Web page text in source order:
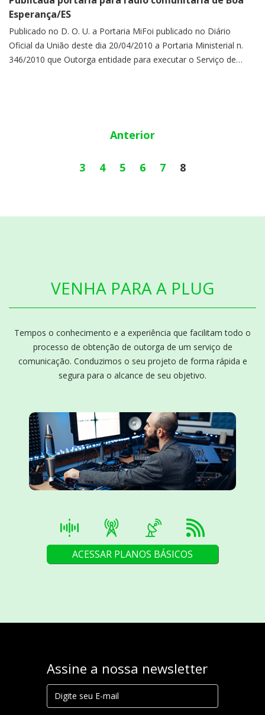
Esperança/ES
Publicado no D. O. U. a Portaria MiFoi publicado no Diário
Oficial da União deste dia 20/04/2010 a Portaria Ministerial n.
346/2010 que Outorga entidade para executar o Serviço de
Anterior
3 4 5 6 7 8
VENHA PARA A PLUG
Tempos o conhecimento e a experiência que facilitam todo o
processo de obtenção de outorga de um serviço de
comunicação. Conduzimos o seu projeto de forma rápida e
segura para o alcance de seu objetivo.
ACESSAR PLANOS BÁSICOS
Assine a nossa newsletter